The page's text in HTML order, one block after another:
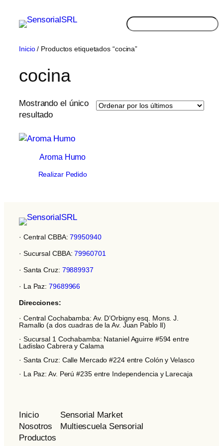
Buscar
Inicio/ Productos etiquetados “cocina”
cocina
Mostrando el único
resultado
Aroma Humo
Realizar Pedido
· Central CBBA:79950940
· Sucursal CBBA:79960701
· Santa Cruz: 79889937
· La Paz:79689966
Direcciones:
· Central Cochabamba: Av. D’Orbigny esq. Mons. J.
Ramallo (a dos cuadras de la Av. Juan Pablo II)
· Sucursal 1 Cochabamba: Nataniel Aguirre #594 entre
Ladislao Cabrera y Calama
· Santa Cruz: Calle Mercado #224 entre Colón y Velasco
· La Paz: Av. Perú #235 entre Independencia y Larecaja
Inicio
Nosotros
Productos
Sensorial Market
Multiescuela Sensorial